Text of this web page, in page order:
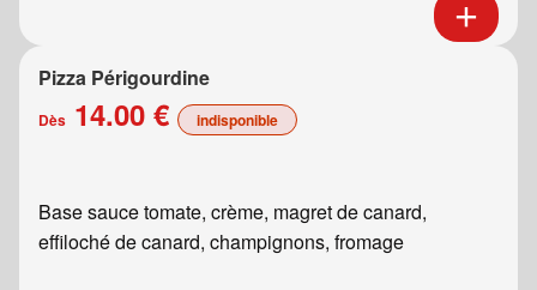
Pizza Périgourdine
Dès 14.00 € indisponible
Base sauce tomate, crème, magret de canard,
effiloché de canard, champignons, fromage